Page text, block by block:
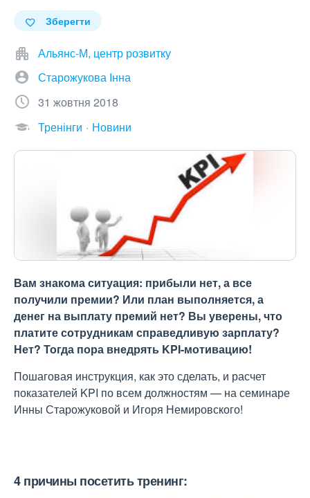
Зберегти
Альянс-М, центр розвитку
Старожукова Інна
31 жовтня 2018
Тренінги
Новини
Вам знакома ситуация: прибыли нет, а все
получили премии? Или план выполняется, а
денег на выплату премий нет? Вы уверены, что
платите сотрудникам справедливую зарплату?
Нет? Тогда пора внедрять KPI-мотивацию!
Пошаговая инструкция, как это сделать, и расчет
показателей KPI по всем должностям — на семинаре
Инны Старожуковой и Игоря Немировского!
4 причины посетить тренинг: